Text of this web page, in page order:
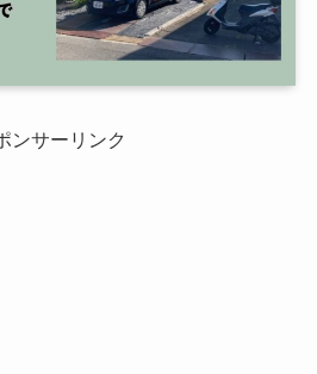
ンサーリンク